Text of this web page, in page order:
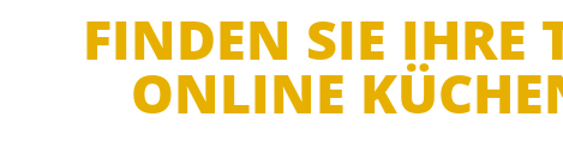
FINDEN SIE IHRE
ONLINE